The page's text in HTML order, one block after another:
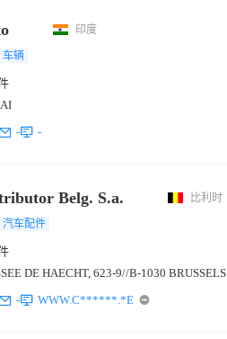
印度
车辆
- -
Belg. S.a. 比利时
汽车配件
DE HAECHT, 623-9//B-1030 BRUSSELS
- WWW.C******.*E